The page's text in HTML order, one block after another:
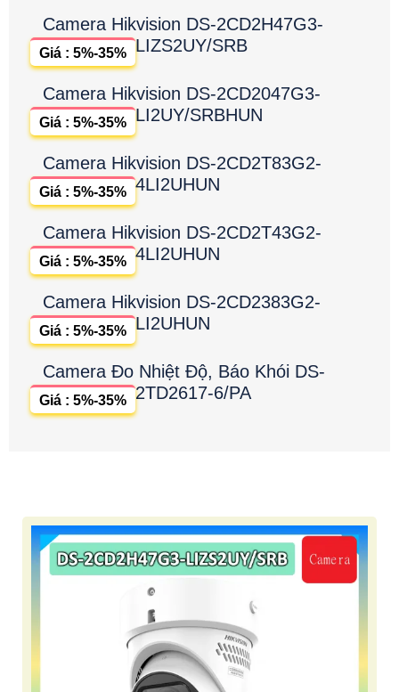
Camera Hikvision DS-2CD2H47G3-
LIZS2UY/SRB
Giá : 5%-35%
Camera Hikvision DS-2CD2047G3-
LI2UY/SRBHUN
Giá : 5%-35%
Camera Hikvision DS-2CD2T83G2-
4LI2UHUN
Giá : 5%-35%
Camera Hikvision DS-2CD2T43G2-
4LI2UHUN
Giá : 5%-35%
Camera Hikvision DS-2CD2383G2-
LI2UHUN
Giá : 5%-35%
Camera Đo Nhiệt Độ, Báo Khói DS-
2TD2617-6/PA
Giá : 5%-35%